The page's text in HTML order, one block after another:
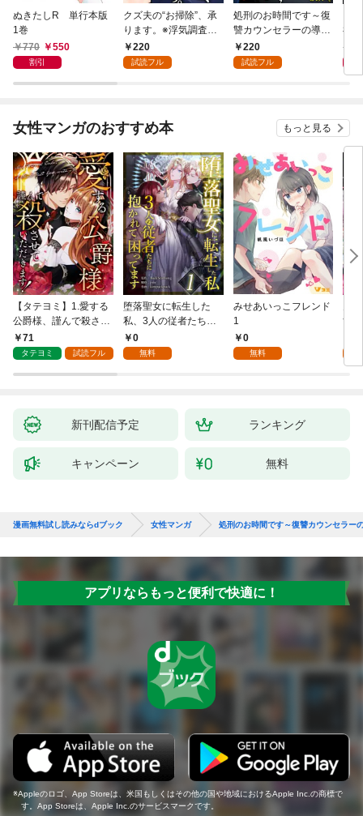
ぬきたしR 単行本版
1巻
770
550
割引
クズ夫の“お掃除”、承
ります。※浮気調査、
無料サービス付き 1巻
220
試読フル
処刑のお時間です～復
讐カウンセラーの導き
～ 1巻
220
試読フル
神
1巻
女性マンガのおすすめ本 もっと見る
【タテヨミ】1.愛する
公爵様、謹んで殺させ
ていただきます！
71
タテヨミ 試読フル
堕落聖女に転生した
私、3人の従者たちに
抱かれて困ってます 第
1話
0
無料
みせあいっこフレンド
1
0
無料
す
ま
新刊配信予定 ランキング
キャンペーン 無料
漫画無料試し読みならdブック 女性マンガ 処刑のお時間です～復讐カウンセラ
アプリならもっと便利で快適に！
Appleのロゴ、App Storeは、米国もしくはその他の国や地域におけるApple Inc.の商標で
す。App Storeは、Apple Inc.のサービスマークです。